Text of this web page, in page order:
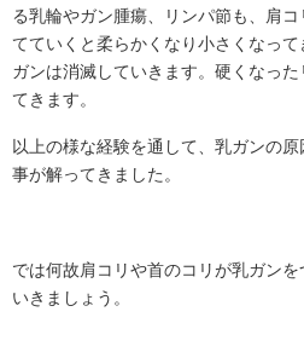
る乳輪やガン腫瘍、リンパ節も、肩
てていくと柔らかくなり小さくなっ
ガンは消滅していきます。硬くなっ
てきます。
以上の様な経験を通して、乳ガンの
事が解ってきました。
では何故肩コリや首のコリが乳ガン
いきましょう。